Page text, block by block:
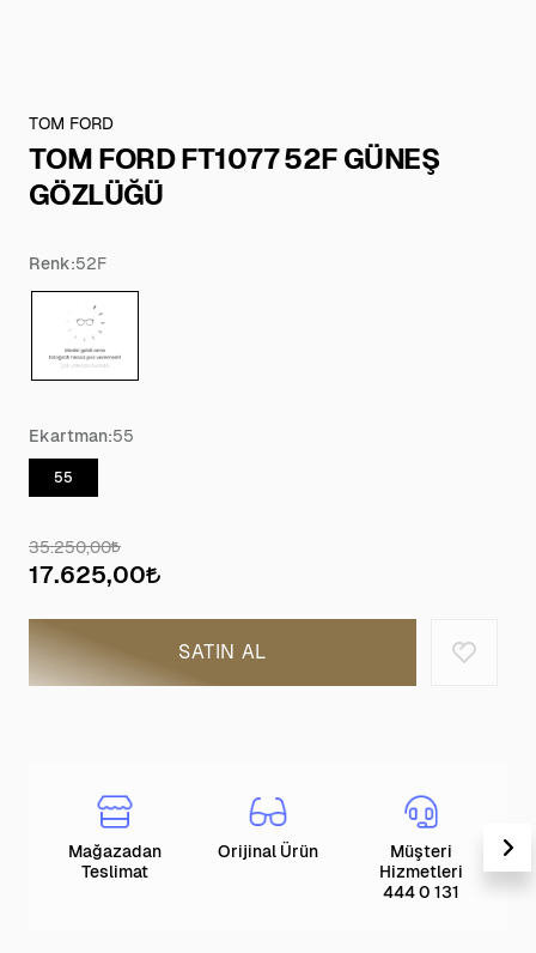
TOM FORD
TOM FORD FT1077 52F GÜNEŞ
GÖZLÜĞÜ
Renk:52F
Ekartman:55
55
35.250,00
17.625,00
SATIN AL
Mağazadan
Teslimat
Orijinal Ürün
Müşteri
Hizmetleri
444 0 131